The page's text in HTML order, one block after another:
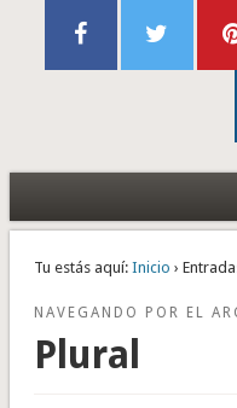
Tu estás aquí: Inicio ›
NAVEGANDO POR EL
Plural